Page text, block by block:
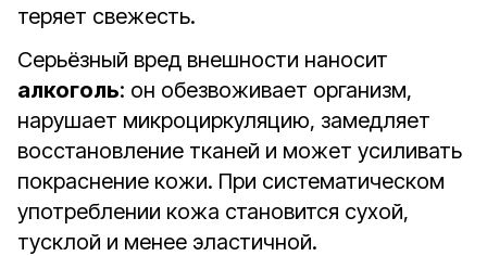
теряет свежесть.
Серьёзный вред внешности наносит
алкоголь: он обезвоживает организм,
нарушает микроциркуляцию, замедляет
восстановление тканей и может усиливать
покраснение кожи. При систематическом
употреблении кожа становится сухой,
тусклой и менее эластичной.